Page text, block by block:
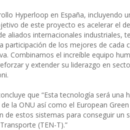
Hyperloop en España, incluyendo
de este proyecto es acelerar el
aliados internacionales industriales,
participación de los mejores de cada
Combinamos el increíble equipo
y extender su liderazgo en
que “Esta tecnología será una
la ONU así como el European
estos sistemas para conseguir un
(TEN-T).”